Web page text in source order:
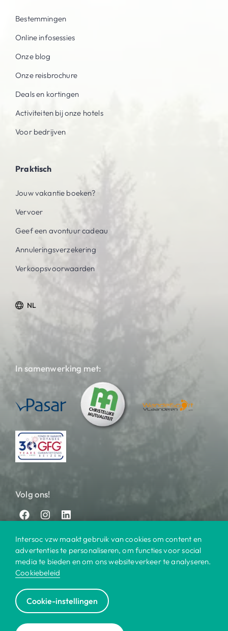
Bestemmingen
Online infosessies
Onze blog
Onze reisbrochure
Deals en kortingen
Activiteiten bij onze hotels
Voor bedrijven
Praktisch
Jouw vakantie boeken?
Vervoer
Geef een avontuur cadeau
Annuleringsverzekering
Verkoopsvoorwaarden
NL
In samenwerking met:
Volg ons!
Bestemmingen | Contact
Cookiebeleid | Disclaimer |
Intersoc vzw maakt gebruik van cookies om content en
advertenties te personaliseren, om functies voor social
media te bieden en om ons websiteverkeer te analyseren.
Cookiebeleid
Cookie-instellingen